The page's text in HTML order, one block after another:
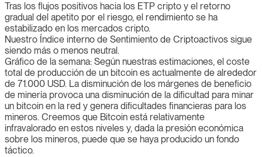
Tras los flujos positivos hacia los ETP cripto y el retorno
gradual del apetito por el riesgo, el rendimiento se ha
estabilizado en los mercados cripto.
Nuestro Índice interno de Sentimiento de Criptoactivos sigue
siendo más o menos neutral.
Gráfico de la semana: Según nuestras estimaciones, el coste
total de producción de un bitcoin es actualmente de alrededor
de 71.000 USD. La disminución de los márgenes de beneficio
de minería provoca una disminución de la dificultad para minar
un bitcoin en la red y genera dificultades financieras para los
mineros. Creemos que Bitcoin está relativamente
infravalorado en estos niveles y, dada la presión económica
sobre los mineros, puede que se haya producido un fondo
táctico.